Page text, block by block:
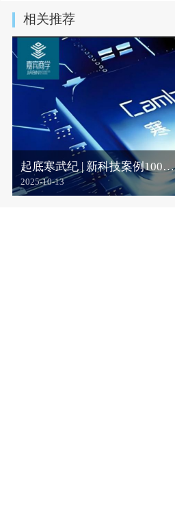
相关推荐
起底寒武纪 | 新科技案例100…
2025-10-13